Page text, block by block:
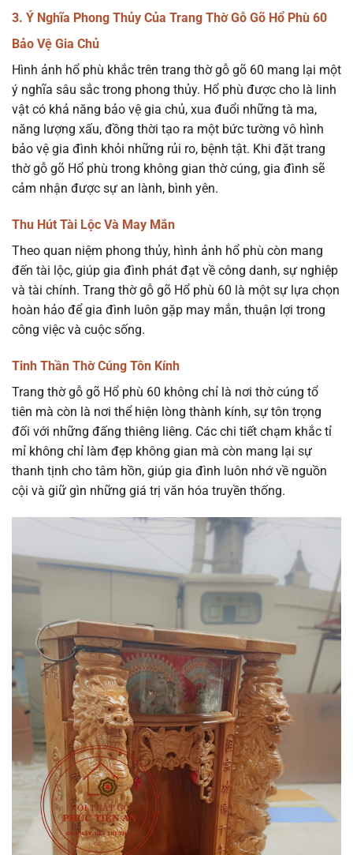
3. Ý Nghĩa Phong Thủy Của Trang Thờ Gỗ Gõ Hổ Phù 60
Bảo Vệ Gia Chủ
Hình ảnh hổ phù khắc trên trang thờ gỗ gõ 60 mang lại một
ý nghĩa sâu sắc trong phong thủy. Hổ phù được cho là linh
vật có khả năng bảo vệ gia chủ, xua đuổi những tà ma,
năng lượng xấu, đồng thời tạo ra một bức tường vô hình
bảo vệ gia đình khỏi những rủi ro, bệnh tật. Khi đặt trang
thờ gỗ gõ Hổ phù trong không gian thờ cúng, gia đình sẽ
cảm nhận được sự an lành, bình yên.
Thu Hút Tài Lộc Và May Mắn
Theo quan niệm phong thủy, hình ảnh hổ phù còn mang
đến tài lộc, giúp gia đình phát đạt về công danh, sự nghiệp
và tài chính. Trang thờ gỗ gõ Hổ phù 60 là một sự lựa chọn
hoàn hảo để gia đình luôn gặp may mắn, thuận lợi trong
công việc và cuộc sống.
Tinh Thần Thờ Cúng Tôn Kính
Trang thờ gỗ gõ Hổ phù 60 không chỉ là nơi thờ cúng tổ
tiên mà còn là nơi thể hiện lòng thành kính, sự tôn trọng
đối với những đấng thiêng liêng. Các chi tiết chạm khắc tỉ
mỉ không chỉ làm đẹp không gian mà còn mang lại sự
thanh tịnh cho tâm hồn, giúp gia đình luôn nhớ về nguồn
cội và giữ gìn những giá trị văn hóa truyền thống.